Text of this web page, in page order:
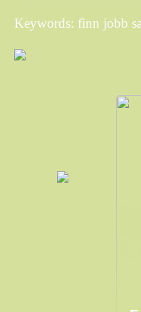
Keywords: finn jobb